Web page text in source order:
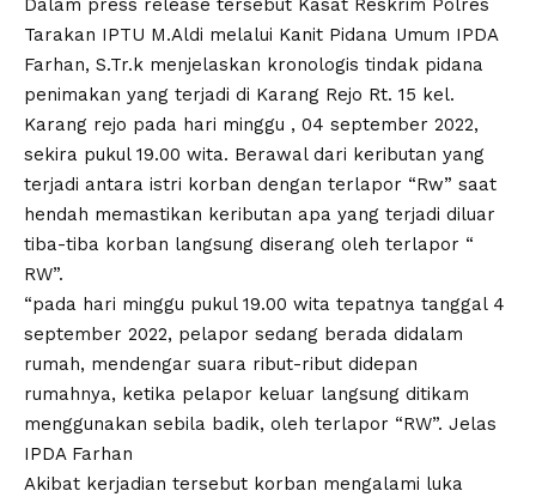
Dalam press release tersebut Kasat Reskrim Polres
Tarakan IPTU M.Aldi melalui Kanit Pidana Umum IPDA
Farhan, S.Tr.k menjelaskan kronologis tindak pidana
penimakan yang terjadi di Karang Rejo Rt. 15 kel.
Karang rejo pada hari minggu , 04 september 2022,
sekira pukul 19.00 wita. Berawal dari keributan yang
terjadi antara istri korban dengan terlapor “Rw” saat
hendah memastikan keributan apa yang terjadi diluar
tiba-tiba korban langsung diserang oleh terlapor “
RW”.
“pada hari minggu pukul 19.00 wita tepatnya tanggal 4
september 2022, pelapor sedang berada didalam
rumah, mendengar suara ribut-ribut didepan
rumahnya, ketika pelapor keluar langsung ditikam
menggunakan sebila badik, oleh terlapor “RW”. Jelas
IPDA Farhan
Akibat kerjadian tersebut korban mengalami luka